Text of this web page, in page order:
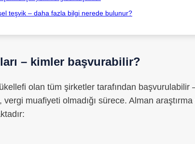
teşvik – daha fazla bilgi nerede bulunur?
– kimler başvurabilir?
olan tüm şirketler tarafından başvurulabilir
vergi muafiyeti olmadığı sürece. Alman